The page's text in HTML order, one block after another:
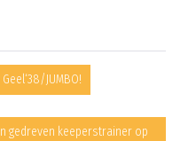
JUMBO!
gedreven keeperstrainer op